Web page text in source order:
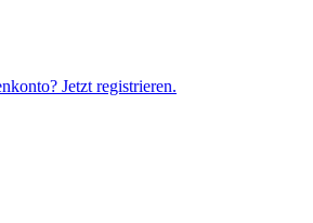
Jetzt registrieren.